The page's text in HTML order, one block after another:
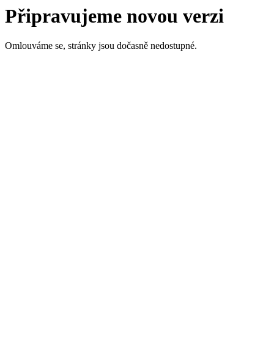
Připravujeme novou verzi
Omlouváme se, stránky jsou dočasně nedostupné.